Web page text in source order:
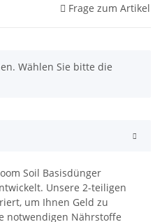
Frage zum Artikel
Wählen Sie bitte die
Soil Basisdünger
Unsere 2-teiligen
um Ihnen Geld zu
notwendigen Nährstoffe